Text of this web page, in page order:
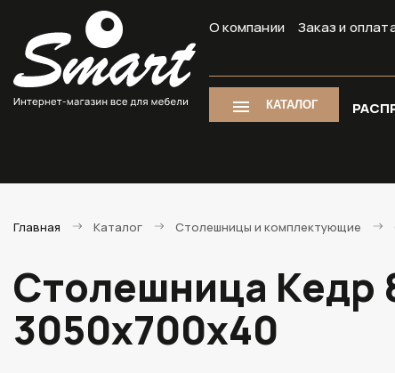
О компании Заказ и
КАТАЛОГ
Главная Каталог Столешницы и комплектующие
Столешница Кедр
3050х700х40